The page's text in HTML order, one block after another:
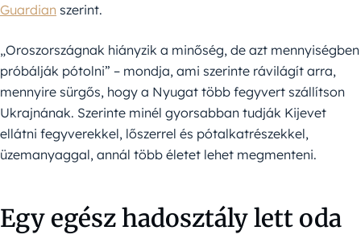
Guardian szerint.
„Oroszországnak hiányzik a minőség, de azt mennyiségben
próbálják pótolni” – mondja, ami szerinte rávilágít arra,
mennyire sürgős, hogy a Nyugat több fegyvert szállítson
Ukrajnának. Szerinte minél gyorsabban tudják Kijevet
ellátni fegyverekkel, lőszerrel és pótalkatrészekkel,
üzemanyaggal, annál több életet lehet megmenteni.
Egy egész hadosztály lett oda